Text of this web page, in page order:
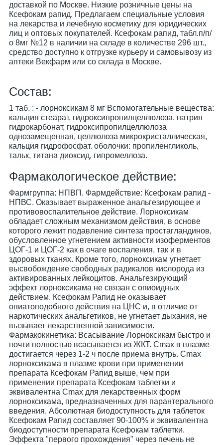
доставкой по Москве. Низкие розничные цены на
Ксефокам рапид. Предлагаем специальные условия
на лекарства и лечебную косметику для юридических
лиц и оптовых покупателей. Ксефокам рапид, табл.п/п/
о 8мг №12 в наличии на складе в количестве 296 шт.,
средство доступно к отгрузке курьеру и самовывозу из
аптеки Векфарм или со склада в Москве.
Cостав:
1 таб. : - лорноксикам 8 мг Вспомогательные вещества:
кальция стеарат, гидроксипропилцеллюлоза, натрия
гидрокарбонат, гидроксипропилцеллюлоза
однозамещенная, целлюлоза микрокристаллическая,
кальция гидрофосфат. оболочки: пропиленгликоль,
тальк, титана диоксид, гипромеллоза.
Фармакологическое действие:
Фармгруппа: НПВП. Фармдействие: Ксефокам рапид -
НПВС. Оказывает выраженное анальгезирующее и
противовоспалительное действие. Лорноксикам
обладает сложным механизмом действия, в основе
которого лежит подавление синтеза простагландинов,
обусловленное угнетением активности изоферментов
ЦОГ-1 и ЦОГ-2 как в очаге воспаления, так и в
здоровых тканях. Кроме того, лорноксикам угнетает
высвобождение свободных радикалов кислорода из
активированных лейкоцитов. Анальгезирующий
эффект лорноксикама не связан с опиоидных
действием. Ксефокам Рапид не оказывает
опиатоподобного действия на ЦНС и, в отличие от
наркотических анальгетиков, не угнетает дыхания, не
вызывает лекарственной зависимости.
Фармакокинетика: Всасывание Лорноксикам быстро и
почти полностью всасывается из ЖКТ. Cmax в плазме
достигается через 1-2 ч после приема внутрь. Cmax
лорноксикама в плазме крови при применении
препарата Ксефокам Рапид выше, чем при
применении препарата Ксефокам таблетки и
эквивалентна Cmax для лекарственных форм
лорноксикама, предназначенных для парантерального
введения. Абсолютная биодоступность для таблеток
Ксефокам Рапид составляет 90-100% и эквивалентна
биодоступности препарата Ксефокам таблетки.
Эффекта "первого прохождения" через печень не